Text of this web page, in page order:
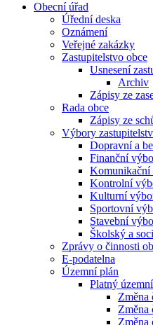
Obecní úřad
Úřední deska
Oznámení
Veřejné zakázky
Zastupitelstvo obce
Usnesení
Archiv
Zápisy ze
Rada obce
Zápisy ze
Výbory
Dopravní a
Finanční
Komunikační
Kontrolní
Kulturní
Sportovní
Stavební
Školský a
Zprávy o činnosti
E-podatelna
Územní plán
Platný
Změna
Změna
Změna